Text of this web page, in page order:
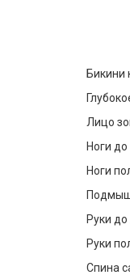
Бикини
Лицо
Ноги
Ноги
Руки
Руки
Спина